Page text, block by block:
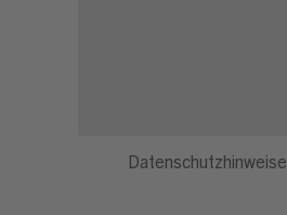
Datenschutzhinweise